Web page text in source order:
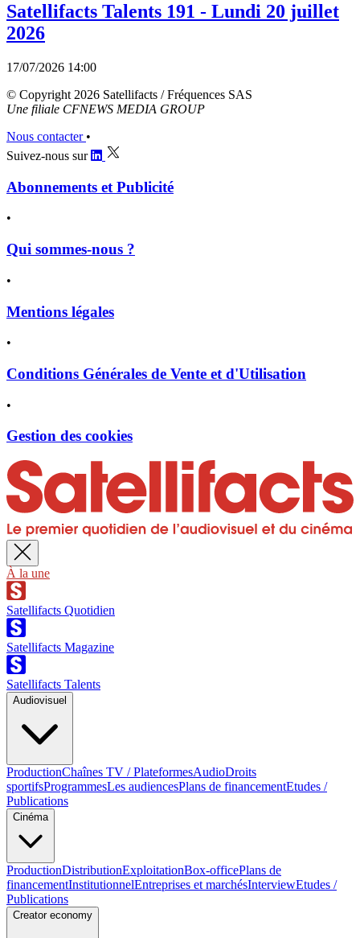
Satellifacts Talents 191 - Lundi 20 juillet
2026
17/07/2026 14:00
© Copyright 2026 Satellifacts / Fréquences SAS
Une filiale CFNEWS MEDIA GROUP
Nous contacter •
Suivez-nous sur
Abonnements et Publicité
•
Qui sommes-nous ?
•
Mentions légales
•
Conditions Générales de Vente et d'Utilisation
•
Gestion des cookies
À la une
Satellifacts Quotidien
Satellifacts Magazine
Satellifacts Talents
Audiovisuel
ProductionChaînes TV / PlateformesAudioDroits
sportifsProgrammesLes audiencesPlans de financementEtudes /
Publications
Cinéma
ProductionDistributionExploitationBox-officePlans de
financementInstitutionnelEntreprises et marchésInterviewEtudes /
Publications
Creator economy